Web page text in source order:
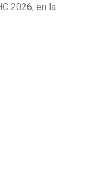
2026, en la